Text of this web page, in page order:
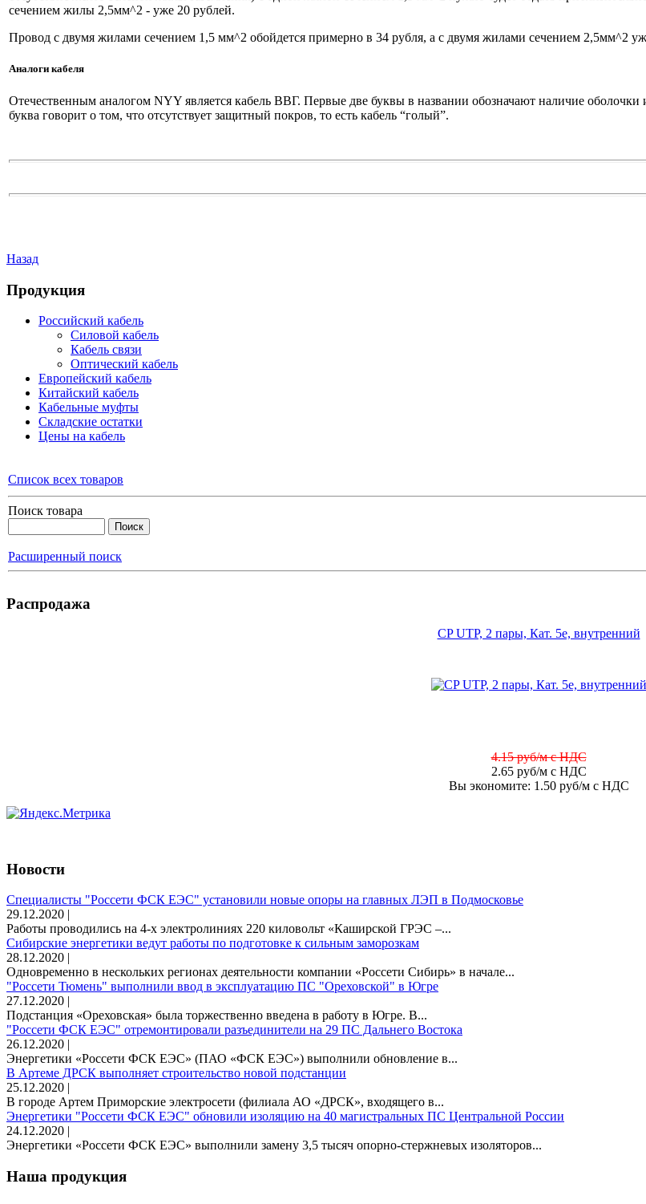
сечением жилы 2,5мм^2 - уже 20 рублей.
Провод с двумя жилами сечением 1,5 мм^2 обойдется примерно в 34 рубля, а с двумя жилами сечением 2,5мм^2
Аналоги кабеля
Отечественным аналогом NYY является кабель ВВГ. Первые две буквы в названии обозначают наличие оболочки
буква говорит о том, что отсутствует защитный покров, то есть кабель “голый”.
Назад
Продукция
Российский кабель
Силовой кабель
Кабель связи
Оптический кабель
Европейский кабель
Китайский кабель
Кабельные муфты
Складские остатки
Цены на кабель
Список всех товаров
Поиск товара
Расширенный поиск
Распродажа
CP UTP, 2 пары, Кат. 5е, внутренний
4.15 руб/м с НДС
2.65 руб/м с НДС
Вы экономите: 1.50 руб/м с НДС
Новости
Специалисты "Россети ФСК ЕЭС" установили новые опоры на главных ЛЭП в Подмосковье
29.12.2020 |
Работы проводились на 4-х электролиниях 220 киловольт «Каширской ГРЭС –...
Сибирские энергетики ведут работы по подготовке к сильным заморозкам
28.12.2020 |
Одновременно в нескольких регионах деятельности компании «Россети Сибирь» в начале...
"Россети Тюмень" выполнили ввод в эксплуатацию ПС "Ореховской" в Югре
27.12.2020 |
Подстанция «Ореховская» была торжественно введена в работу в Югре. В...
"Россети ФСК ЕЭС" отремонтировали разъединители на 29 ПС Дальнего Востока
26.12.2020 |
Энергетики «Россети ФСК ЕЭС» (ПАО «ФСК ЕЭС») выполнили обновление в...
В Артеме ДРСК выполняет строительство новой подстанции
25.12.2020 |
В городе Артем Приморские электросети (филиала АО «ДРСК», входящего в...
Энергетики "Россети ФСК ЕЭС" обновили изоляцию на 40 магистральных ПС Центральной России
24.12.2020 |
Энергетики «Россети ФСК ЕЭС» выполнили замену 3,5 тысяч опорно-стержневых изоляторов...
Наша продукция